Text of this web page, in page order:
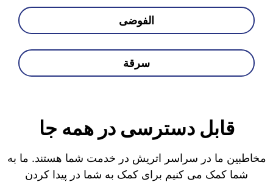
الفوضى
سرقة
قابل دسترسی در همه جا
مخاطبین ما در سراسر اتریش در خدمت شما هستند. ما به
شما کمک می کنیم برای کمک به شما در پیدا کردن